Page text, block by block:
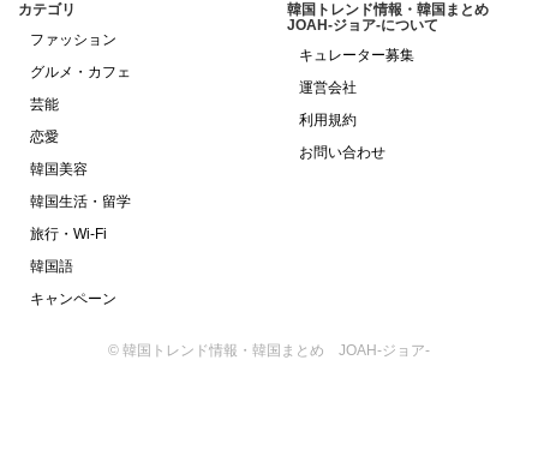
カテゴリ
ファッション
グルメ・カフェ
芸能
恋愛
韓国美容
韓国生活・留学
旅行・Wi-Fi
韓国語
キャンペーン
韓国トレンド情報・韓国まとめ
JOAH-ジョア-について
キュレーター募集
運営会社
利用規約
お問い合わせ
© 韓国トレンド情報・韓国まとめ JOAH-ジョア-